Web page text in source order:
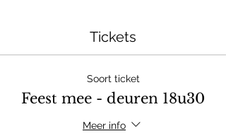
Tickets
Soort ticket
Feest mee - deuren 18u30
Meer info